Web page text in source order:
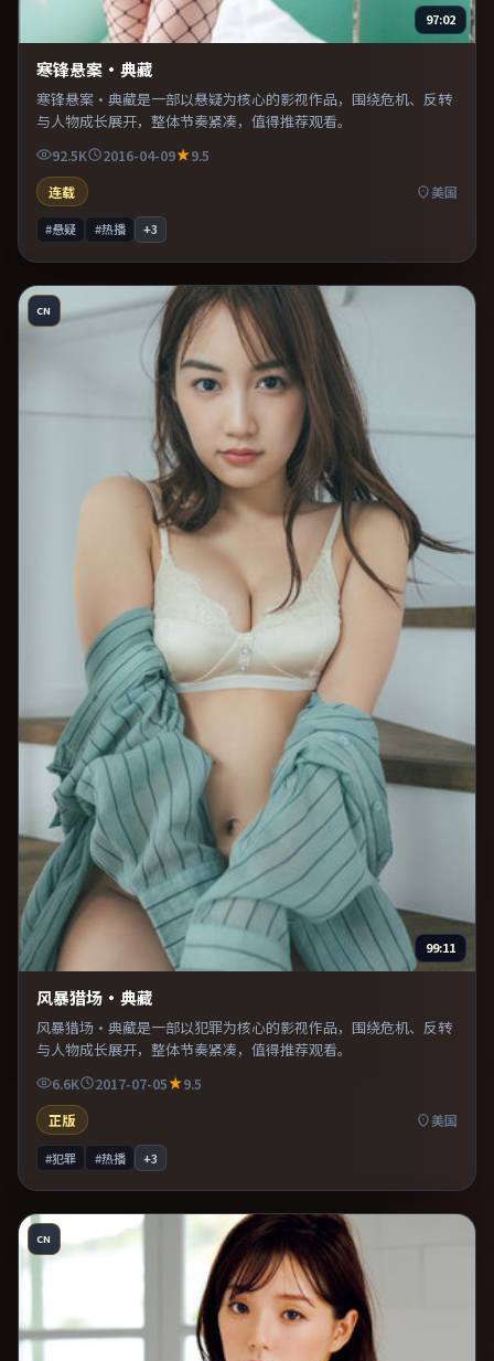
97:02
寒锋悬案·典藏
寒锋悬案·典藏是一部以悬疑为核心的影视作品，围绕危机、反转
与人物成长展开，整体节奏紧凑，值得推荐观看。
92.5K 2016-04-09
9.5
连载
美国
#悬疑 #热播 +3
CN
99:11
风暴猎场·典藏
风暴猎场·典藏是一部以犯罪为核心的影视作品，围绕危机、反转
与人物成长展开，整体节奏紧凑，值得推荐观看。
6.6K 2017-07-05
9.5
正版
美国
#犯罪 #热播 +3
CN